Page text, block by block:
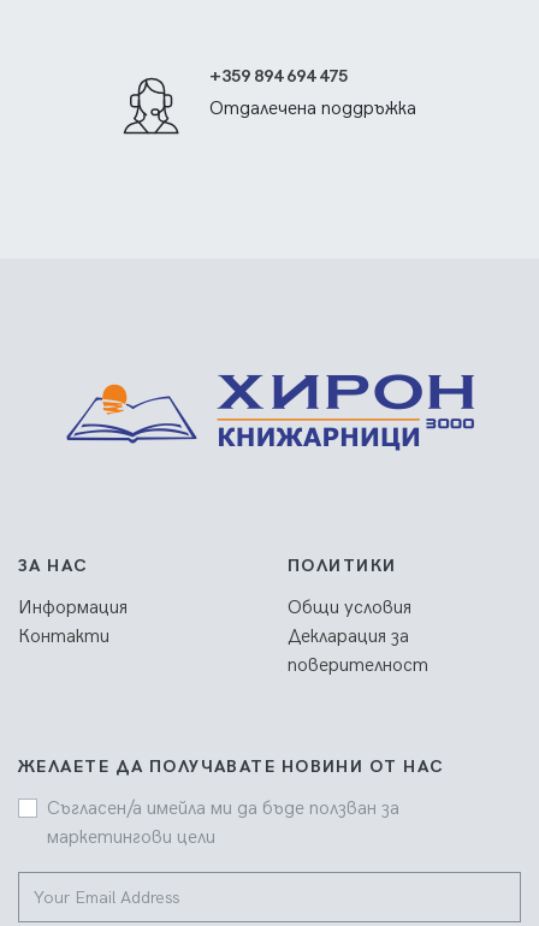
+359 894 694 475
Отдалечена поддръжка
ЗА НАС
Информация
Контакти
ПОЛИТИКИ
Общи условия
Декларация за
поверителност
ЖЕЛАЕТЕ ДА ПОЛУЧАВАТЕ НОВИНИ ОТ НАС
Съгласен/а имейла ми да бъде ползван за
маркетингови цели